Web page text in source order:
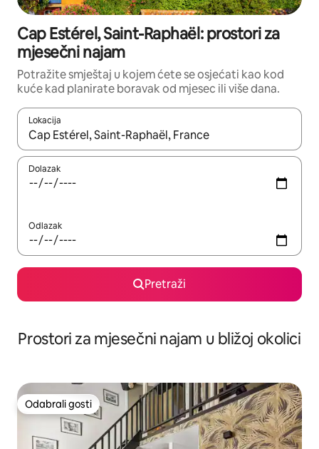
Cap Estérel, Saint-Raphaël: prostori za
mjesečni najam
Potražite smještaj u kojem ćete se osjećati kao kod
kuće kad planirate boravak od mjesec ili više dana.
Lokacija
Kada budu dostupni rezultati, moći ćete ih pregledati
Dolazak
Odlazak
Pretraži
Prostori za mjesečni najam u bližoj okolici
Odabrali gosti
Odabrali gosti